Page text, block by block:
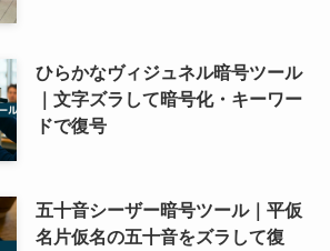
ひらかなヴィジュネル暗号ツール
｜文字ズラして暗号化・キーワー
ドで復号
五十音シーザー暗号ツール｜平仮
名片仮名の五十音をズラして復